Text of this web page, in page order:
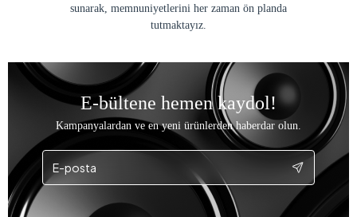
sunarak, memnuniyetlerini her zaman ön planda
tutmaktayız.
E-bültene hemen kaydol!
Kampanyalardan ve en yeni ürünlerden haberdar olun.